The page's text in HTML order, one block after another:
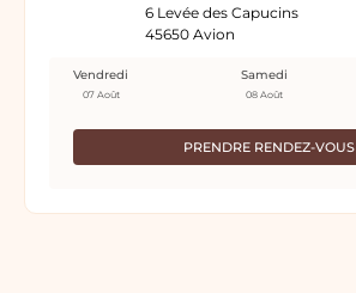
6 Levée des Capucins
45650 Avion
PRENDRE RENDEZ-VOUS
Vendredi
07 Août
Samedi
08 Août